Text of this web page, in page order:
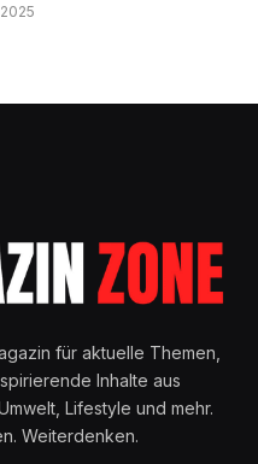
für aktuelle Themen,
Inhalte aus
Lifestyle und mehr.
Weiterdenken.